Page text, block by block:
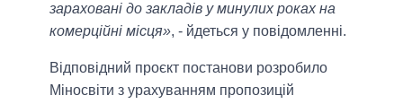
зараховані до закладів у минулих роках на
комерційні місця», - йдеться у повідомленні.
Відповідний проєкт постанови розробило
Міносвіти з урахуванням пропозицій